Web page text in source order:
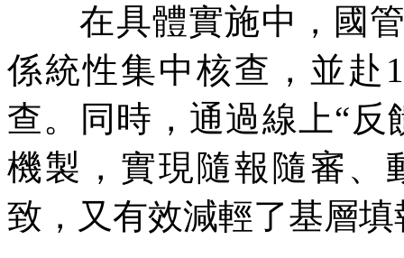
在具體實施中，國管
係統性集中核查，並赴
查。同時，通過線上“
機製，實現隨報隨審、
致，又有效減輕了基層